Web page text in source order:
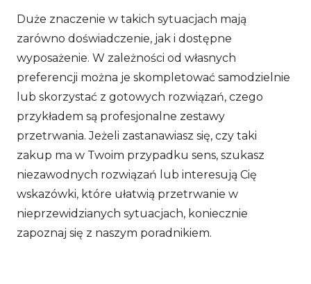
Duże znaczenie w takich sytuacjach mają
zarówno doświadczenie, jak i dostępne
wyposażenie. W zależności od własnych
preferencji można je skompletować samodzielnie
lub skorzystać z gotowych rozwiązań, czego
przykładem są profesjonalne zestawy
przetrwania. Jeżeli zastanawiasz się, czy taki
zakup ma w Twoim przypadku sens, szukasz
niezawodnych rozwiązań lub interesują Cię
wskazówki, które ułatwią przetrwanie w
nieprzewidzianych sytuacjach, koniecznie
zapoznaj się z naszym poradnikiem.